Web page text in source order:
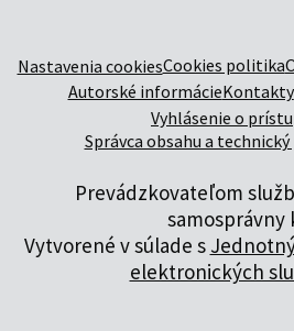
Nastavenia cookiesCookies politika
Autorské informácieKontakty
Vyhlásenie o
Správca obsahu a
Prevádzkovateľom
samosprávny
Vytvorené v súlade s
elektronických